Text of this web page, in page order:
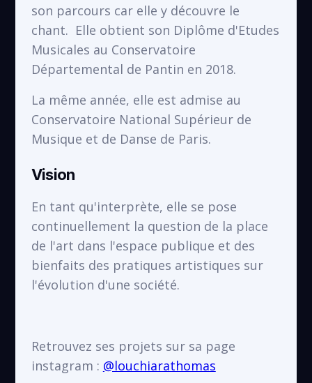
son parcours car elle y découvre le
chant. Elle obtient son Diplôme d'Etudes
Musicales au Conservatoire
Départemental de Pantin en 2018.
La même année, elle est admise au
Conservatoire National Supérieur de
Musique et de Danse de Paris.
Vision
En tant qu'interprète, elle se pose
continuellement la question de la place
de l'art dans l'espace publique et des
bienfaits des pratiques artistiques sur
l'évolution d'une société.
Retrouvez ses projets sur sa page
instagram : @louchiarathomas